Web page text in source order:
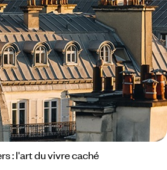
: l'art du vivre caché